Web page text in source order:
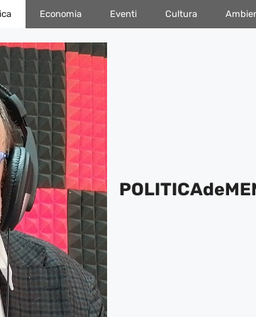
Economia Eventi Cultura